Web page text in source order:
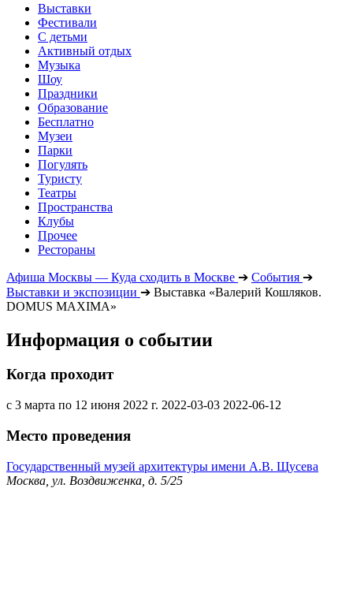
Выставки
Фестивали
С детьми
Активный отдых
Музыка
Шоу
Праздники
Образование
Бесплатно
Музеи
Парки
Погулять
Туристу
Театры
Пространства
Клубы
Прочее
Рестораны
Афиша Москвы — Куда сходить в Москве ➔ События ➔
Выставки и экспозиции ➔ Выставка «Валерий Кошляков.
DOMUS MAXIMA»
Информация о событии
Когда проходит
с 3 марта по 12 июня 2022 г. 2022-03-03 2022-06-12
Место проведения
Государственный музей архитектуры имени А.В. Щусева
Москва, ул. Воздвиженка, д. 5/25